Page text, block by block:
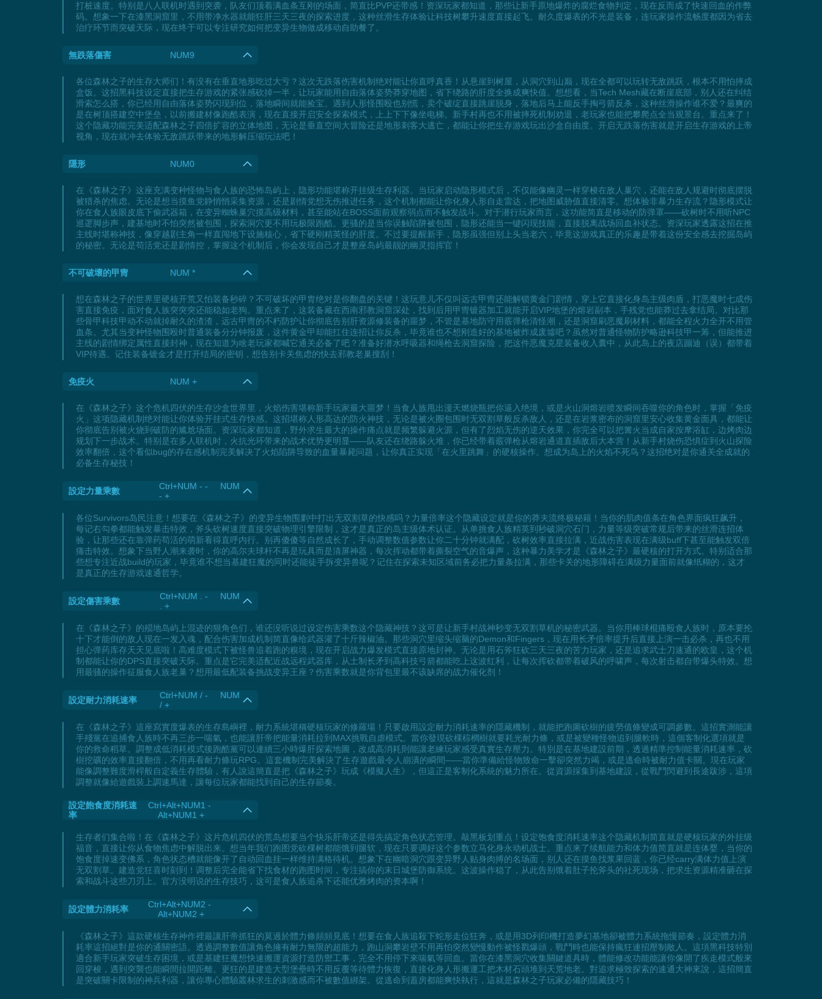
打桩速度。特别是八人联机时遇到突袭，队友们顶着满血条互刚的场面，简直比PVP还带感！资深玩家都知道，那些让新手原地爆炸的腐烂食物判定，现在反而成了快速回血的作弊
码。想象一下在漆黑洞窟里，不用带净水器就能狂肝三天三夜的探索进度，这种丝滑生存体验让科技树攀升速度直接起飞。耐久度爆表的不光是装备，连玩家操作流畅度都因为省去
治疗环节而突破天际，现在终于可以专注研究如何把变异生物做成移动自助餐了。
無跌落傷害 NUM9
各位森林之子的生存大师们！有没有在垂直地形吃过大亏？这次无跌落伤害机制绝对能让你直呼真香！从悬崖到树屋，从洞穴到山巅，现在全都可以玩转无敌跳跃，根本不用怕摔成
盒饭。这招黑科技设定直接把生存游戏的紧张感砍掉一半，让玩家能用自由落体姿势莽穿地图，省下绕路的肝度全换成爽快值。想想看，当Tech Mesh藏在断崖底部，别人还在纠结
滑索怎么搭，你已经用自由落体姿势闪现到位，落地瞬间就能捡宝。遇到人形怪围殴也别慌，卖个破绽直接跳崖脱身，落地后马上能反手掏弓箭反杀，这种丝滑操作谁不爱？最爽的
是在树顶搭建空中堡垒，以前搬建材像跑酷表演，现在直接开启安全探索模式，上上下下像坐电梯。新手村再也不用被摔死机制劝退，老玩家也能把攀爬点全当观景台。重点来了！
这个隐藏功能完美适配森林之子四倍扩容的立体地图，无论是垂直空间大冒险还是地形刺客大逃亡，都能让你把生存游戏玩出沙盒自由度。开启无跌落伤害就是开启生存游戏的上帝
视角，现在就冲去体验无敌跳跃带来的地形解压缩玩法吧！
隱形 NUM0
在《森林之子》这座充满变种怪物与食人族的恐怖岛屿上，隐形功能堪称开挂级生存利器。当玩家启动隐形模式后，不仅能像幽灵一样穿梭在敌人巢穴，还能在敌人规避时彻底摆脱
被猎杀的焦虑。无论是想当摸鱼党静悄悄采集资源，还是剧情党想无伤推进任务，这个机制都能让你化身人形自走雷达，把地图威胁值直接清零。想体验非暴力生存流？隐形模式让
你在食人族眼皮底下偷武器箱，在变异蜘蛛巢穴摸高级材料，甚至能站在BOSS面前观察弱点而不触发战斗。对于潜行玩家而言，这功能简直是移动的防弹罩——砍树时不用听NPC
巡逻脚步声，建基地时不怕突然被包围，探索洞穴更不用玩极限跑酷。更骚的是当你误触陷阱被包围，隐形还能当一键闪现技能，直接脱离战场回血补状态。资深玩家透露这招在推
主线时堪称神技，像穿越剧主角一样直闯地下设施核心，省下硬刚精英怪的肝度。不过要提醒新手，隐形虽强但别上头当老六，毕竟这游戏真正的乐趣是带着这份安全感去挖掘岛屿
的秘密。无论是苟活党还是剧情控，掌握这个机制后，你会发现自己才是整座岛屿最靓的幽灵指挥官！
不可破壞的甲冑 NUM *
想在森林之子的世界里硬核开荒又怕装备秒碎？不可破坏的甲胄绝对是你翻盘的关键！这玩意儿不仅叫远古甲冑还能解锁黄金门剧情，穿上它直接化身岛主级肉盾，打恶魔时七成伤
害直接免疫，面对食人族突突突还能稳如老狗。重点来了，这装备藏在西南邪教洞窟深处，找到后用甲冑镀器加工就能开启VIP地堡的熔岩副本，手残党也能莽过去拿结局。对比那
些骨甲科技甲动不动就掉耐久的渣渣，远古甲冑的不朽防护让你彻底告别肝资源修装备的噩梦，不管是基地防守用霰弹枪清怪潮，还是洞窟刷恶魔刷材料，都能全程火力全开不用管
血条。尤其当变种怪物围殴时普通装备分分钟报废，这件黄金甲却能扛住连招让你反杀，毕竟谁也不想刚造好的基地被炸成废墟吧？虽然对普通怪物防护略逊科技甲一筹，但能推进
主线的剧情绑定属性直接封神，现在知道为啥老玩家都喊它通关必备了吧？准备好潜水呼吸器和绳枪去洞窟探险，把这件恶魔克星装备收入囊中，从此岛上的夜店蹦迪（误）都带着
VIP待遇。记住装备镀金才是打开结局的密钥，想告别卡关焦虑的快去邪教老巢搜刮！
免疫火 NUM +
在《森林之子》这个危机四伏的生存沙盒世界里，火焰伤害堪称新手玩家最大噩梦！当食人族甩出漫天燃烧瓶把你逼入绝境，或是火山洞熔岩喷发瞬间吞噬你的角色时，掌握「免疫
火」这项隐藏机制绝对能让你体验开挂式生存快感。这招堪称人形高达的防火神技，无论是被火圈包围时无双割草般反杀敌人，还是在岩浆密布的洞窟里安心收集黄金面具，都能让
你彻底告别被火烧到破防的尴尬场面。资深玩家都知道，野外求生最大的操作痛点就是频繁躲避火源，但有了烈焰无伤的逆天效果，你完全可以把篝火当成自家按摩浴缸，边烤肉边
规划下一步战术。特别是在多人联机时，火抗光环带来的战术优势更明显——队友还在绕路躲火堆，你已经带着霰弹枪从熔岩通道直插敌后大本营！从新手村烧伤恐惧症到火山探险
效率翻倍，这个看似bug的存在感机制完美解决了火焰陷阱导致的血量暴毙问题，让你真正实现「在火里跳舞」的硬核操作。想成为岛上的火焰不死鸟？这招绝对是你通关全成就的
必备生存秘技！
設定力量乘數
Ctrl+NUM - - NUM
- +
各位Survivors岛民注意！想要在《森林之子》的变异生物围剿中打出无双割草的快感吗？力量倍率这个隐藏设定就是你的莽夫流终极秘籍！当你的肌肉值条在角色界面疯狂飙升，
每记右勾拳都能触发暴击特效，斧头砍树速度直接突破物理引擎限制，这才是真正的岛主级体术认证。从单挑食人族精英到秒破洞穴石门，力量等级突破常规后带来的丝滑连招体
验，让那些还在靠弹药苟活的萌新看得直呼内行。别再傻傻等自然成长了，手动调整数值参数让你二十分钟就满配，砍树效率直接拉满，近战伤害表现在满级buff下甚至能触发双倍
痛击特效。想象下当野人潮来袭时，你的高尔夫球杆不再是玩具而是清屏神器，每次挥动都带着撕裂空气的音爆声，这种暴力美学才是《森林之子》最硬核的打开方式。特别适合那
些想专注近战build的玩家，毕竟谁不想当基建狂魔的同时还能徒手拆变异兽呢？记住在探索未知区域前务必把力量条拉满，那些卡关的地形障碍在满级力量面前就像纸糊的，这才
是真正的生存游戏速通哲学。
設定傷害乘數
Ctrl+NUM . - NUM
. +
在《森林之子》的殒地岛屿上混迹的狠角色们，谁还没听说过设定伤害乘数这个隐藏神技？这可是让新手村战神秒变无双割草机的秘密武器。当你用棒球棍痛殴食人族时，原本要抡
十下才能倒的敌人现在一发入魂，配合伤害加成机制简直像给武器灌了十斤辣椒油。那些洞穴里缩头缩脑的Demon和Fingers，现在用长矛倍率提升后直接上演一击必杀，再也不用
担心弹药库存天天见底啦！高难度模式下被怪兽追着跑的糗境，现在开启战力爆发模式直接原地封神。无论是用石斧狂砍三天三夜的苦力玩家，还是追求武士刀速通的欧皇，这个机
制都能让你的DPS直接突破天际。重点是它完美适配近战远程武器库，从土制长矛到高科技弓箭都能吃上这波红利，让每次挥砍都带着破风的呼啸声，每次射击都自带爆头特效。想
用最骚的操作征服食人族老巢？想用最低配装备挑战变异王座？伤害乘数就是你背包里最不该缺席的战力催化剂！
設定耐力消耗速率
Ctrl+NUM / - NUM
/ +
在《森林之子》這座寫實度爆表的生存島嶼裡，耐力系統堪稱硬核玩家的修羅場！只要啟用設定耐力消耗速率的隱藏機制，就能把跑圖砍樹的疲勞值條變成可調參數。這招實測能讓
手殘黨在追捕食人族時不再三步一喘氣，也能讓肝帝把能量消耗拉到MAX挑戰自虐模式。當你發現砍棵棕櫚樹就要耗光耐力條，或是被變種怪物追到腿軟時，這個客制化選項就是
你的救命稻草。調整成低消耗模式後跑酷黨可以連續三小時爆肝探索地圖，改成高消耗則能讓老練玩家感受真實生存壓力。特別是在基地建設前期，透過精準控制能量消耗速率，砍
樹挖礦的效率直接翻倍，不用再看耐力條玩RPG。這套機制完美解決了生存遊戲最令人崩潰的瞬間——當你準備給怪物致命一擊卻突然力竭，或是逃命時被耐力值卡關。現在玩家
能像調整難度滑桿般自定義生存體驗，有人說這簡直是把《森林之子》玩成《模擬人生》，但這正是客制化系統的魅力所在。從資源採集到基地建設，從戰鬥閃避到長途跋涉，這項
調整就像給遊戲裝上調速馬達，讓每位玩家都能找到自己的生存節奏。
設定飽食度消耗速
率
Ctrl+Alt+NUM1 -
Alt+NUM1 +
生存者们集合啦！在《森林之子》这片危机四伏的荒岛想要当个快乐肝帝还是得先搞定角色状态管理。敲黑板划重点！设定饱食度消耗速率这个隐藏机制简直就是硬核玩家的外挂级
福音，直接让你从食物焦虑中解脱出来。想当年我们跑图党砍棵树都能饿到腿软，现在只要调好这个参数立马化身永动机战士。重点来了续航能力和体力值简直就是连体婴，当你的
饱食度掉速变佛系，角色状态槽就能像开了自动回血挂一样维持满格待机。想象下在幽暗洞穴跟变异野人贴身肉搏的名场面，别人还在摸鱼找浆果回蓝，你已经carry满体力值上演
无双割草。建造党狂喜时刻到！调整后完全能省下找食材的跑图时间，专注搞你的末日城堡防御系统。这波操作稳了，从此告别饿着肚子抡斧头的社死现场，把求生资源精准砸在探
索和战斗这些刀刃上。官方没明说的生存技巧，这可是食人族追杀下还能优雅烤肉的资本啊！
設定體力消耗率
Ctrl+Alt+NUM2 -
Alt+NUM2 +
《森林之子》這款硬核生存神作裡最讓肝帝抓狂的莫過於體力條頻頻見底！想要在食人族追殺下蛇形走位狂奔，或是用3D列印機打造夢幻基地卻被體力系統拖慢節奏，設定體力消
耗率這招絕對是你的通關密語。透過調整數值讓角色擁有耐力無限的超能力，跑山洞攀岩壁不用再怕突然變慢動作被怪戳爆頭，戰鬥時也能保持瘋狂連招壓制敵人。這項黑科技特別
適合新手玩家突破生存困境，或是基建狂魔想快速搬運資源打造防禦工事，完全不用停下來喘氣等回血。當你在漆黑洞穴收集關鍵道具時，體能修改功能能讓你像開了疾走模式般來
回穿梭，遇到突襲也能瞬間拉開距離。更狂的是建造大型堡壘時不用反覆等待體力恢復，直接化身人形搬運工把木材石頭堆到天荒地老。對追求極致探索的速通大神來說，這招簡直
是突破關卡限制的神兵利器，讓你專心體驗叢林求生的刺激感而不被數值綁架。從逃命到蓋房都能爽快執行，這就是森林之子玩家必備的隱藏技巧！